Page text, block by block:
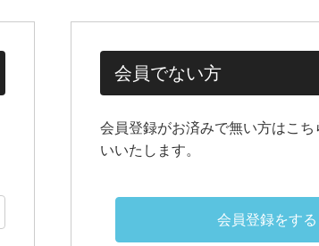
会員でない方
会員登録がお済みで無い方はこ
いいたします。
会員登録をする